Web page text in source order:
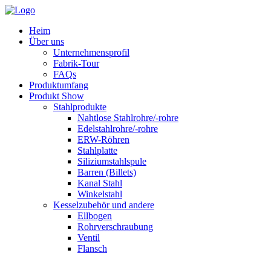
Heim
Über uns
Unternehmensprofil
Fabrik-Tour
FAQs
Produktumfang
Produkt Show
Stahlprodukte
Nahtlose Stahlrohre/-rohre
Edelstahlrohre/-rohre
ERW-Röhren
Stahlplatte
Siliziumstahlspule
Barren (Billets)
Kanal Stahl
Winkelstahl
Kesselzubehör und andere
Ellbogen
Rohrverschraubung
Ventil
Flansch